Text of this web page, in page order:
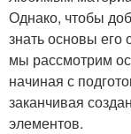
Однако, чтобы
знать основы его
мы рассмотрим
начиная с
заканчивая
элементов.